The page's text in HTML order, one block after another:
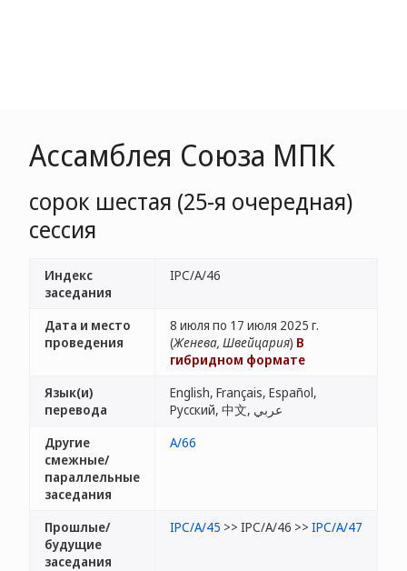
Ассамблея Союза МПК
сорок шестая (25-я очередная)
сессия
Индекс
заседания
IPC/A/46
Дата и место
проведения
8 июля по 17 июля 2025 г.
(Женева, Швейцария) В
гибридном формате
Язык(и)
перевода
English, Français, Español,
Русский, 中文, عربي
Другие
смежные/
параллельные
заседания
A/66
Прошлые/
будущие
заседания
IPC/A/45 >> IPC/A/46 >> IPC/A/47